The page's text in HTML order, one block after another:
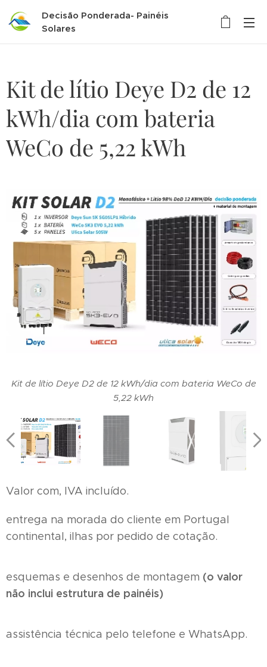
Decisão Ponderada- Painéis
Solares
Kit de lítio Deye D2 de 12
kWh/dia com bateria
WeCo de 5,22 kWh
Kit de lítio Deye D2 de 12 kWh/dia com bateria WeCo de
5,22 kWh
Valor com, IVA incluído.
entrega na morada do cliente em Portugal
continental, ilhas por pedido de cotação.
esquemas e desenhos de montagem (o valor
não inclui estrutura de painéis)
assistência técnica pelo telefone e WhatsApp.